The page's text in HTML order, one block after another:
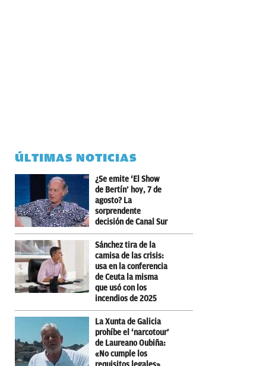
ÚLTIMAS NOTICIAS
¿Se emite ‘El Show
de Bertín’ hoy, 7 de
agosto? La
sorprendente
decisión de Canal Sur
Sánchez tira de la
camisa de las crisis:
usa en la conferencia
de Ceuta la misma
que usó con los
incendios de 2025
La Xunta de Galicia
prohíbe el ‘narcotour’
de Laureano Oubiña:
«No cumple los